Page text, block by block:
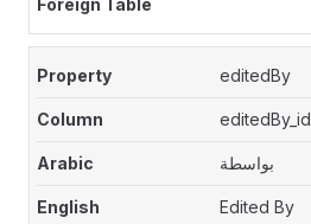
editedBy
editedBy_id
بواسطة
Edited By